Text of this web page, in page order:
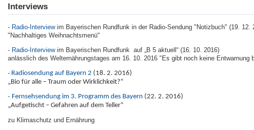
Interviews
- Radio-Interviewim Bayerischen Rundfunk in der Radio-Sendung "Notizbuch" (19. 12.
"Nachhaltiges Weihnachtsmenü"
- Radio-Interviewim Bayerischen Rundfunk auf „B 5 aktuell“ (16. 10. 2016)
anlässlich des Welternährungstages am 16. 10. 2016 "Es gibt noch keine Entwarnung
- Radiosendung auf Bayern 2 (18. 2. 2016)
„Bio für alle – Traum oder Wirklichkeit?“
- Fernsehsendung im 3. Programm des Bayern (22. 2. 2016)
„Aufgetischt – Gefahren auf dem Teller“
zu Klimaschutz und Ernährung